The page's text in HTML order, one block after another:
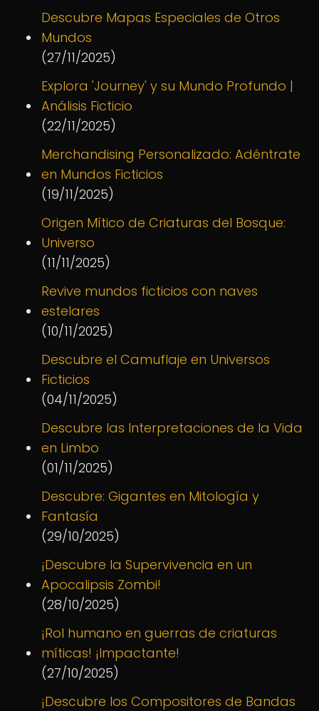
Descubre Mapas Especiales de Otros
Mundos
(27/11/2025)
Explora 'Journey' y su Mundo Profundo |
Análisis Ficticio
(22/11/2025)
Merchandising Personalizado: Adéntrate
en Mundos Ficticios
(19/11/2025)
Origen Mítico de Criaturas del Bosque:
Universo
(11/11/2025)
Revive mundos ficticios con naves
estelares
(10/11/2025)
Descubre el Camuflaje en Universos
Ficticios
(04/11/2025)
Descubre las Interpretaciones de la Vida
en Limbo
(01/11/2025)
Descubre: Gigantes en Mitología y
Fantasía
(29/10/2025)
¡Descubre la Supervivencia en un
Apocalipsis Zombi!
(28/10/2025)
¡Rol humano en guerras de criaturas
míticas! ¡Impactante!
(27/10/2025)
¡Descubre los Compositores de Bandas